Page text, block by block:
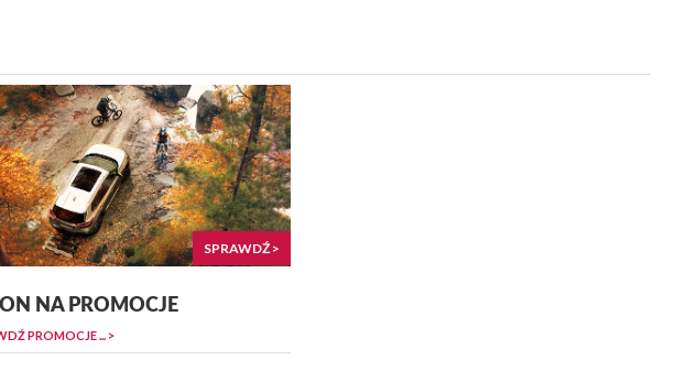
SPRAWDŹ >
NA PROMOCJE
PROMOCJE ... >